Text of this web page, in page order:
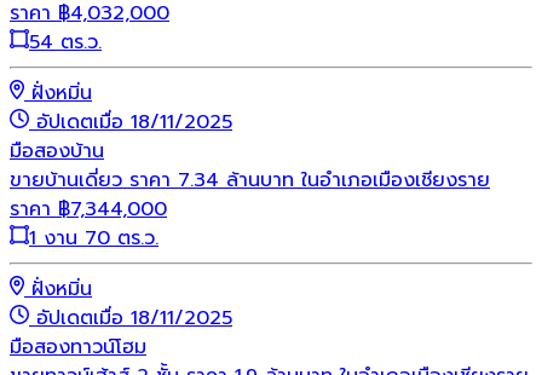
ราคา ฿4,032,000
54 ตร.ว.
ฝั่งหมิ่น
อัปเดตเมื่อ 18/11/2025
มือสองบ้าน
ขายบ้านเดี่ยว ราคา 7.34 ล้านบาท ในอำเภอเมืองเชียงราย
ราคา ฿7,344,000
1 งาน 70 ตร.ว.
ฝั่งหมิ่น
อัปเดตเมื่อ 18/11/2025
มือสองทาวน์โฮม